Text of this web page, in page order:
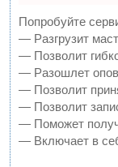
Попробуйте
— Разгрузит
— Позволит
— Разошлет
— Позволит
— Позволит
— Поможет
— Включает в